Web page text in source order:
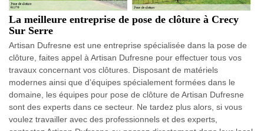
La meilleure entreprise de pose de clôture à Crecy
Sur Serre
Artisan Dufresne est une entreprise spécialisée dans la pose de
clôture, faites appel à Artisan Dufresne pour effectuer tous vos
travaux concernant vos clôtures. Disposant de matériels
modernes ainsi que d’équipes spécialement formées dans le
domaine, les équipes pour pose de clôture de Artisan Dufresne
sont des experts dans ce secteur. Ne tardez plus alors, si vous
voulez travailler avec des professionnels et des experts,